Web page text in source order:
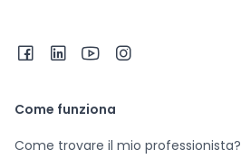
Come funziona
Come trovare il mio professionista?